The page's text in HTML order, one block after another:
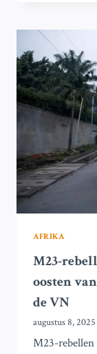
IN
AFRIKA
M23-
oosten
de VN
augustus 8, 2025
M23-rebellen